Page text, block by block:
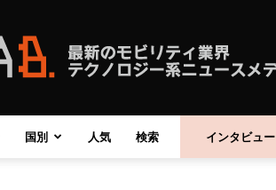
自
国別 人気 検索 インタビュー